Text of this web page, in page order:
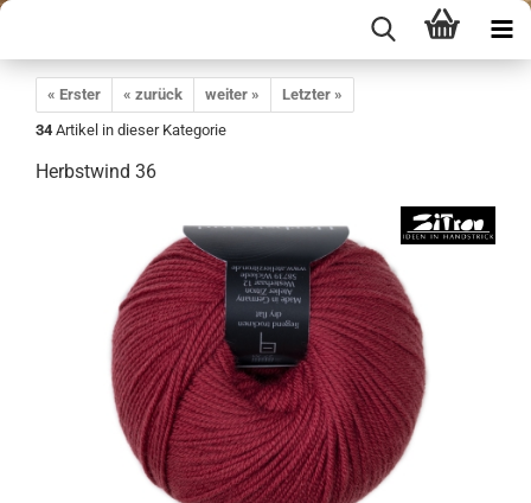
« Erster « zurück weiter »
Letzter »
34 Artikel in dieser Kategorie
Herbstwind 36